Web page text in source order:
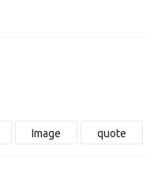
Image quote